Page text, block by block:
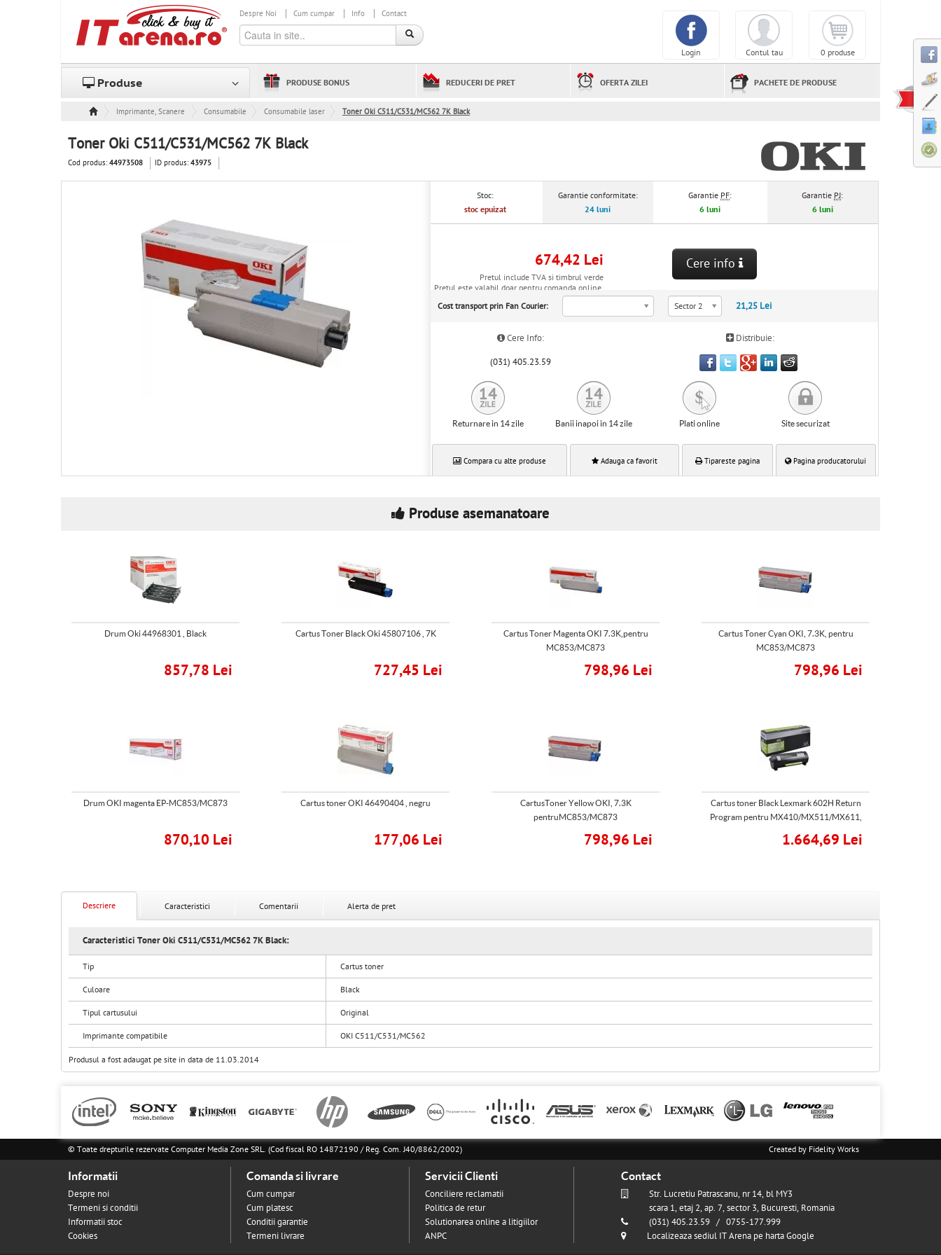
Despre Noi Cum cumpar Info Contact
0 produse
Contul tau
Login
Produse PRODUSE BONUS REDUCERI DE PRET OFERTA ZILEI PACHETE DE PRODUSE
Imprimante, Scanere & Consumabile
Consumabile Consumabile laser Toner Oki C511/C531/MC562 7K Black
Toner Oki C511/C531/MC562 7K Black
Cod produs:44973508 ID produs:43975
Stoc:
stoc epuizat
Garantie conformitate:
24 luni
Garantie PF:
6 luni
Garantie PJ:
6 luni
674,42 Lei
Pretul include TVA si timbrul verde
Pretul este valabil doar pentru comanda online.
Cere info
Cost transport prin Fan Courier: Sector 2 21,25 Lei
Cere Info: Distribuie:
(031) 405.23.59
Returnare in 14 zile Banii inapoi in 14 zile Plati online Site securizat
Compara cu alte produse Adauga ca favorit Tipareste pagina Pagina producatorului
Produse asemanatoare
Drum Oki 44968301 , Black
857,78 Lei
Cartus Toner Black Oki 45807106 , 7K
727,45 Lei
Cartus Toner Magenta OKI 7.3K,pentru
MC853/MC873
798,96 Lei
Cartus Toner Cyan OKI, 7.3K, pentru
MC853/MC873
798,96 Lei
Drum OKI magenta EP-MC853/MC873
870,10 Lei
Cartus toner OKI 46490404 , negru
177,06 Lei
CartusToner Yellow OKI, 7.3K
pentruMC853/MC873
798,96 Lei
Cartus toner Black Lexmark 602H Return
Program pentru MX410/MX511/MX611,
1.664,69 Lei
Descriere Caracteristici Comentarii Alerta de pret
Caracteristici Toner Oki C511/C531/MC562 7K Black:
Tip Cartus toner
Culoare Black
Tipul cartusului Original
Imprimante compatibile OKI C511/C531/MC562
Produsul a fost adaugat pe site in data de 11.03.2014
© Toate drepturile rezervate Computer Media Zone SRL. (Cod fiscal RO 14872190 / Reg. Com. J40/8862/2002) Created by Fidelity Works
Informatii
Despre noi
Termeni si conditii
Informatii stoc
Cookies
Comanda si livrare
Cum cumpar
Cum platesc
Conditii garantie
Termeni livrare
Servicii Clienti
Conciliere reclamatii
Politica de retur
Solutionarea online a litigiilor
ANPC
Contact
Str. Lucretiu Patrascanu, nr 14, bl MY3
scara 1, etaj 2, ap. 7, sector 3, Bucuresti, Romania
(031) 405.23.59 / 0755-177.999
Localizeaza sediul IT Arena pe harta Google